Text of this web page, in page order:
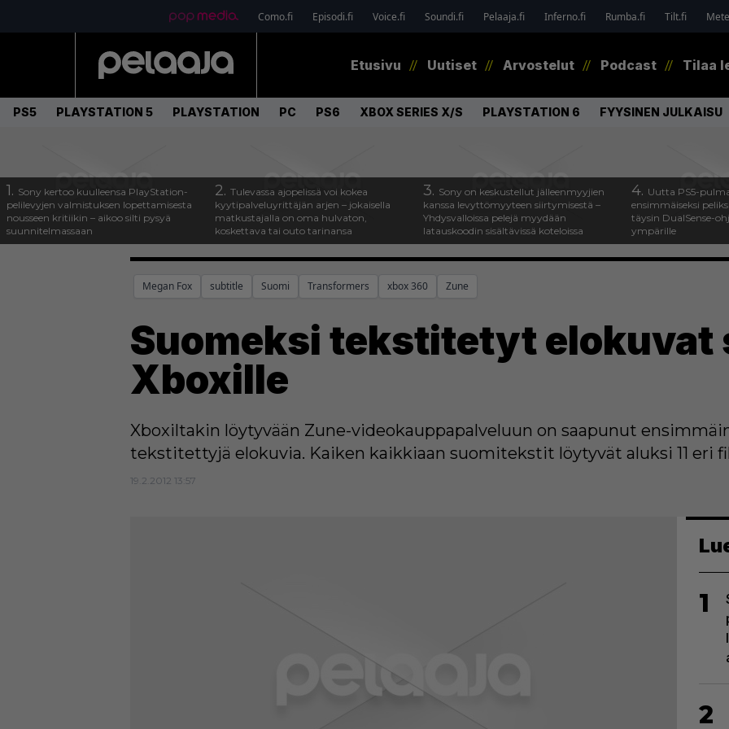
Como.fi Episodi.fi Voice.fi Soundi.fi Pelaaja.fi Inferno.fi Rumba.fi Tilt.fi
Etusivu Uutiset Arvostelut Podcast Tilaa
PS5 PLAYSTATION 5 PLAYSTATION PC PS6 XBOX SERIES X/S PLAYSTATION 6 FYYSINEN JULKAISU
1. Sony kertoo kuulleensa PlayStation-
pelilevyjen valmistuksen lopettamisesta
nousseen kritiikin – aikoo silti pysyä
suunnitelmassaan
2. Tulevassa ajopelissä voi kokea
kyytipalveluyrittäjän arjen – jokaisella
matkustajalla on oma hulvaton,
koskettava tai outo tarinansa
3. Sony on keskustellut jälleenmyyjien
kanssa levyttömyyteen siirtymisestä –
Yhdysvalloissa pelejä myydään
latauskoodin sisältävissä koteloissa
4. Uutta PS5-
ensimmäiseksi
täysin DualSense-
ympärille
Megan Fox subtitle Suomi Transformers xbox 360 Zune
Suomeksi tekstitetyt elokuvat
Xboxille
Xboxiltakin löytyvään Zune-videokauppapalveluun on saapunut
tekstitettyjä elokuvia. Kaiken kaikkiaan suomitekstit löytyvät aluksi 11 eri
19.2.2012 13:57
1
2